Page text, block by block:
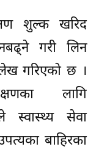
शुल्क खरिद
गरी लिन
गरिएको छ ।
लागि
स्वास्थ्य सेवा
बाहिरका